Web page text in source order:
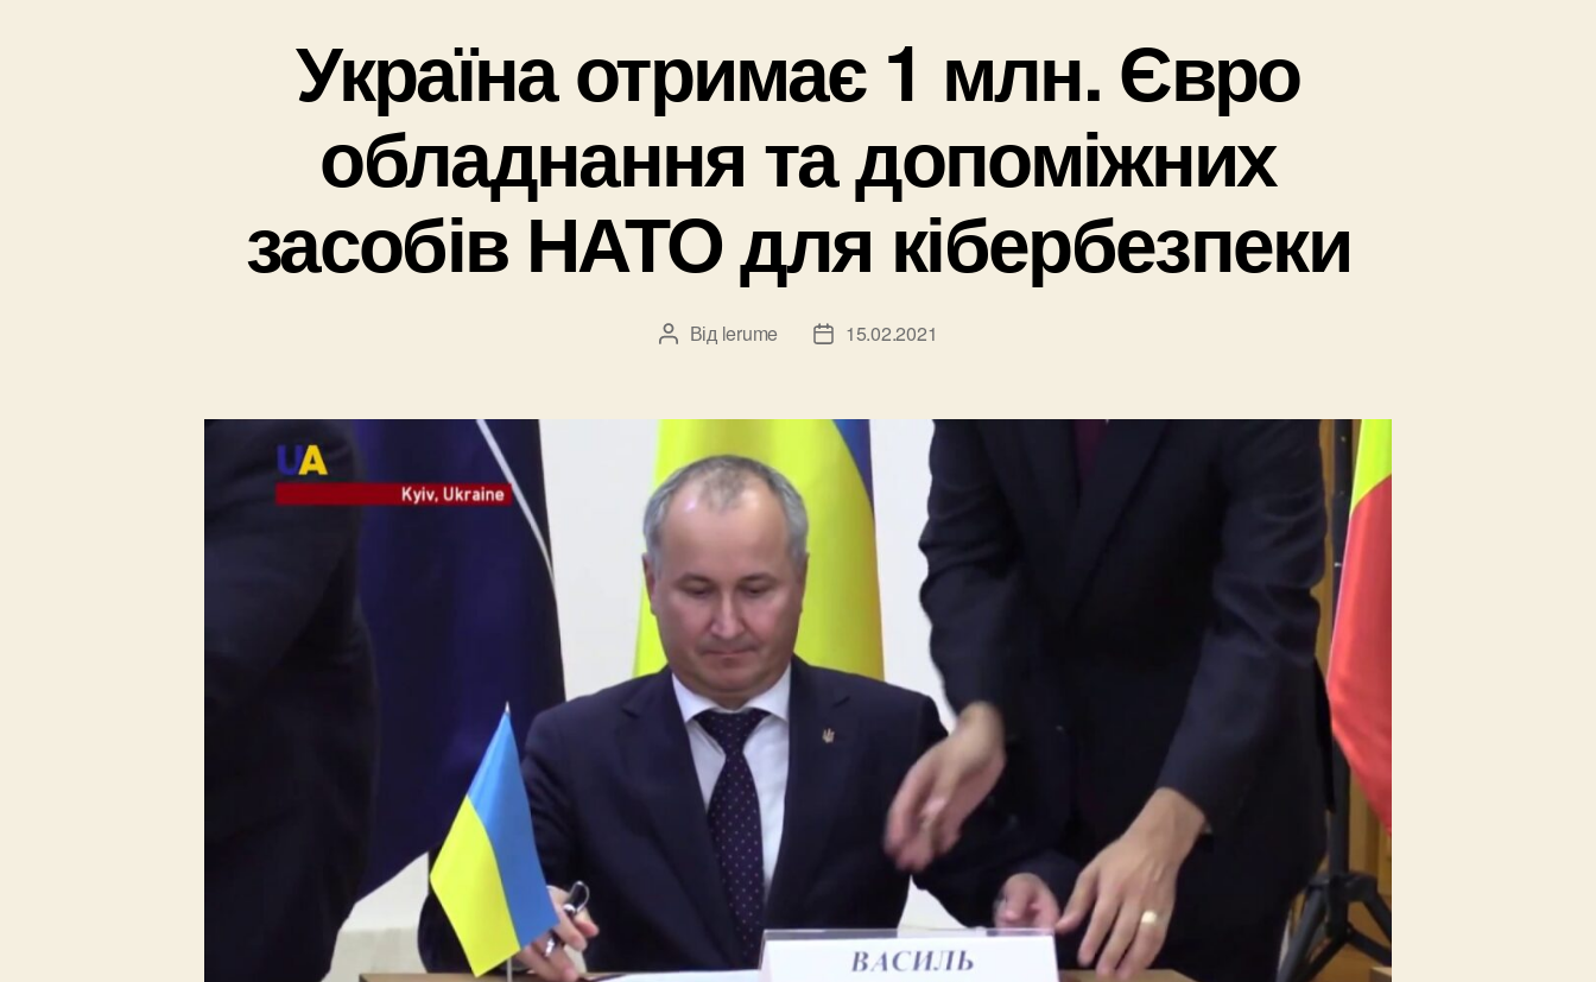
Україна отримає 1 млн. Євро
обладнання та допоміжних
засобів НАТО для кібербезпеки
Автор
Від lerume
Дата15.02.2021